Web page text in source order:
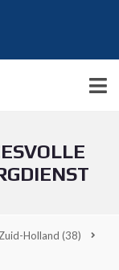
Zuid-Holland (38)